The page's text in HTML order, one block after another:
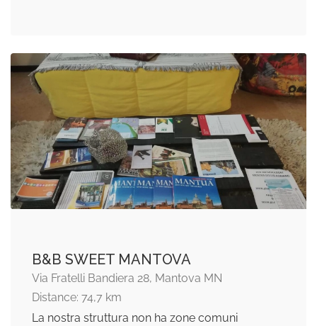
B&B SWEET MANTOVA
Via Fratelli Bandiera 28, Mantova MN
Distance: 74,7 km
La nostra struttura non ha zone comuni